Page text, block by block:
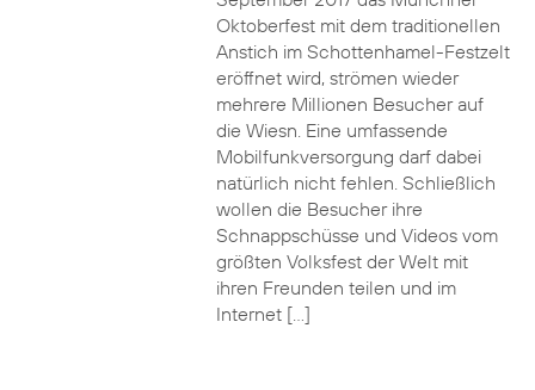
Oktoberfest mit dem traditionellen
Anstich im Schottenhamel-Festzelt
eröffnet wird, strömen wieder
mehrere Millionen Besucher auf
die Wiesn. Eine umfassende
Mobilfunkversorgung darf dabei
natürlich nicht fehlen. Schließlich
wollen die Besucher ihre
Schnappschüsse und Videos vom
größten Volksfest der Welt mit
ihren Freunden teilen und im
Internet […]